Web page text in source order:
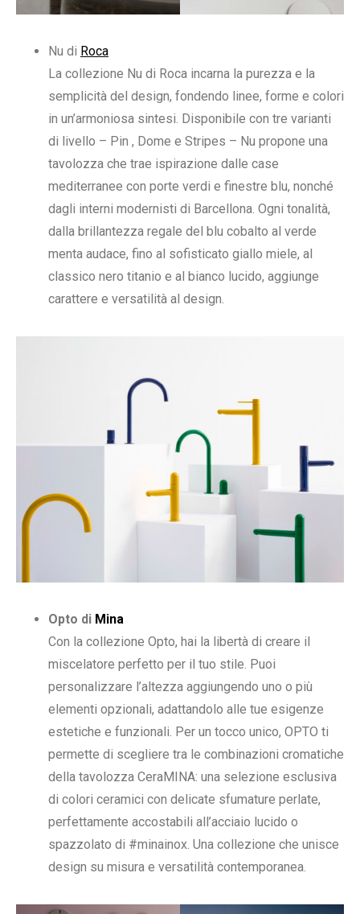
Nu di Roca
La collezione Nu di Roca incarna la purezza e la
semplicità del design, fondendo linee, forme e colori
in un’armoniosa sintesi. Disponibile con tre varianti
di livello – Pin , Dome e Stripes – Nu propone una
tavolozza che trae ispirazione dalle case
mediterranee con porte verdi e finestre blu, nonché
dagli interni modernisti di Barcellona. Ogni tonalità,
dalla brillantezza regale del blu cobalto al verde
menta audace, fino al sofisticato giallo miele, al
classico nero titanio e al bianco lucido, aggiunge
carattere e versatilità al design.
Opto di Mina
Con la collezione Opto, hai la libertà di creare il
miscelatore perfetto per il tuo stile. Puoi
personalizzare l’altezza aggiungendo uno o più
elementi opzionali, adattandolo alle tue esigenze
estetiche e funzionali. Per un tocco unico, OPTO ti
permette di scegliere tra le combinazioni cromatiche
della tavolozza CeraMINA: una selezione esclusiva
di colori ceramici con delicate sfumature perlate,
perfettamente accostabili all’acciaio lucido o
spazzolato di #minainox. Una collezione che unisce
design su misura e versatilità contemporanea.